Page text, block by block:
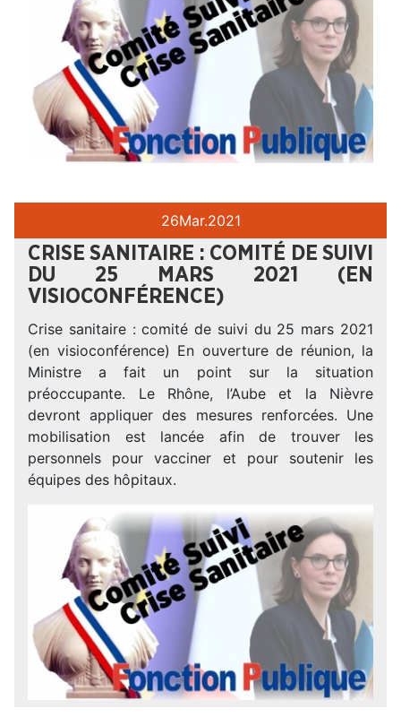
26Mar.2021
CRISE SANITAIRE : COMITÉ DE SUIVI
DU 25 MARS 2021 (EN
VISIOCONFÉRENCE)
Crise sanitaire : comité de suivi du 25 mars 2021
(en visioconférence) En ouverture de réunion, la
Ministre a fait un point sur la situation
préoccupante. Le Rhône, l’Aube et la Nièvre
devront appliquer des mesures renforcées. Une
mobilisation est lancée afin de trouver les
personnels pour vacciner et pour soutenir les
équipes des hôpitaux.